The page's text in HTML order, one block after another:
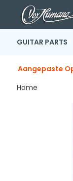
GUITAR PARTS
Aangepaste
Home